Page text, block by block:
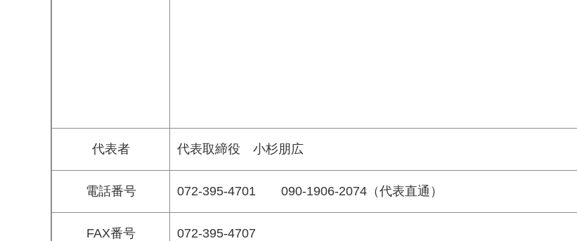
代表者 代表取締役 小杉朋広
電話番号 072-395-4701 090-1906-2074（代表直通）
FAX番号 072-395-4707